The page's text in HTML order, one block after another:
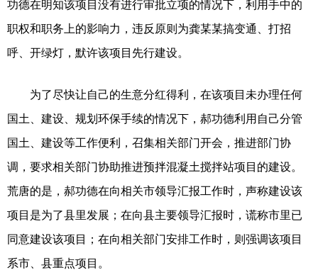
功德在明知该项目没有进行审批立项的情况下，利用手中的
职权和职务上的影响力，违反原则为龚某某搞变通、打招
呼、开绿灯，默许该项目先行建设。
为了尽快让自己的生意分红得利，在该项目未办理任何
国土、建设、规划环保手续的情况下，郝功德利用自己分管
国土、建设等工作便利，召集相关部门开会，推进部门协
调，要求相关部门协助推进预拌混凝土搅拌站项目的建设。
荒唐的是，郝功德在向相关市领导汇报工作时，声称建设该
项目是为了县里发展；在向县主要领导汇报时，谎称市里已
同意建设该项目；在向相关部门安排工作时，则强调该项目
系市、县重点项目。